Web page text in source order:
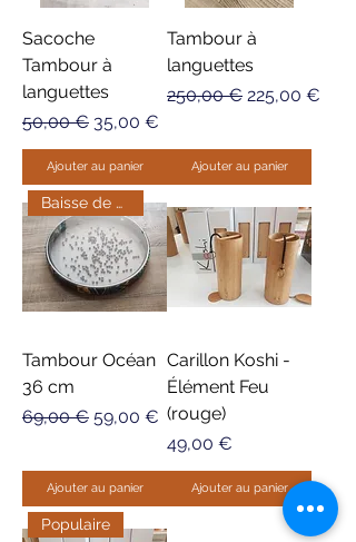
Sacoche
Tambour à
languettes
Prix original
50,00 € Prix promotionnel
35,00 €
Ajouter au panier
Tambour à
languettes
Prix original
250,00 € Prix
225,00 €
Ajouter au panier
Baisse de prix
Tambour Océan
36 cm
Prix original
69,00 € Prix promotionnel
59,00 €
Ajouter au panier
Carillon Koshi -
Élément Feu
(rouge)
Prix
49,00 €
Ajouter au panier
Populaire